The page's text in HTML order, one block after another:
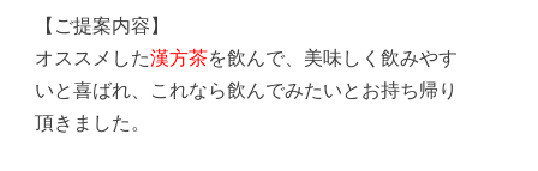
【ご提案内容】
オススメした漢方茶を飲んで、美味しく飲みやす
いと喜ばれ、これなら飲んでみたいとお持ち帰り
頂きました。